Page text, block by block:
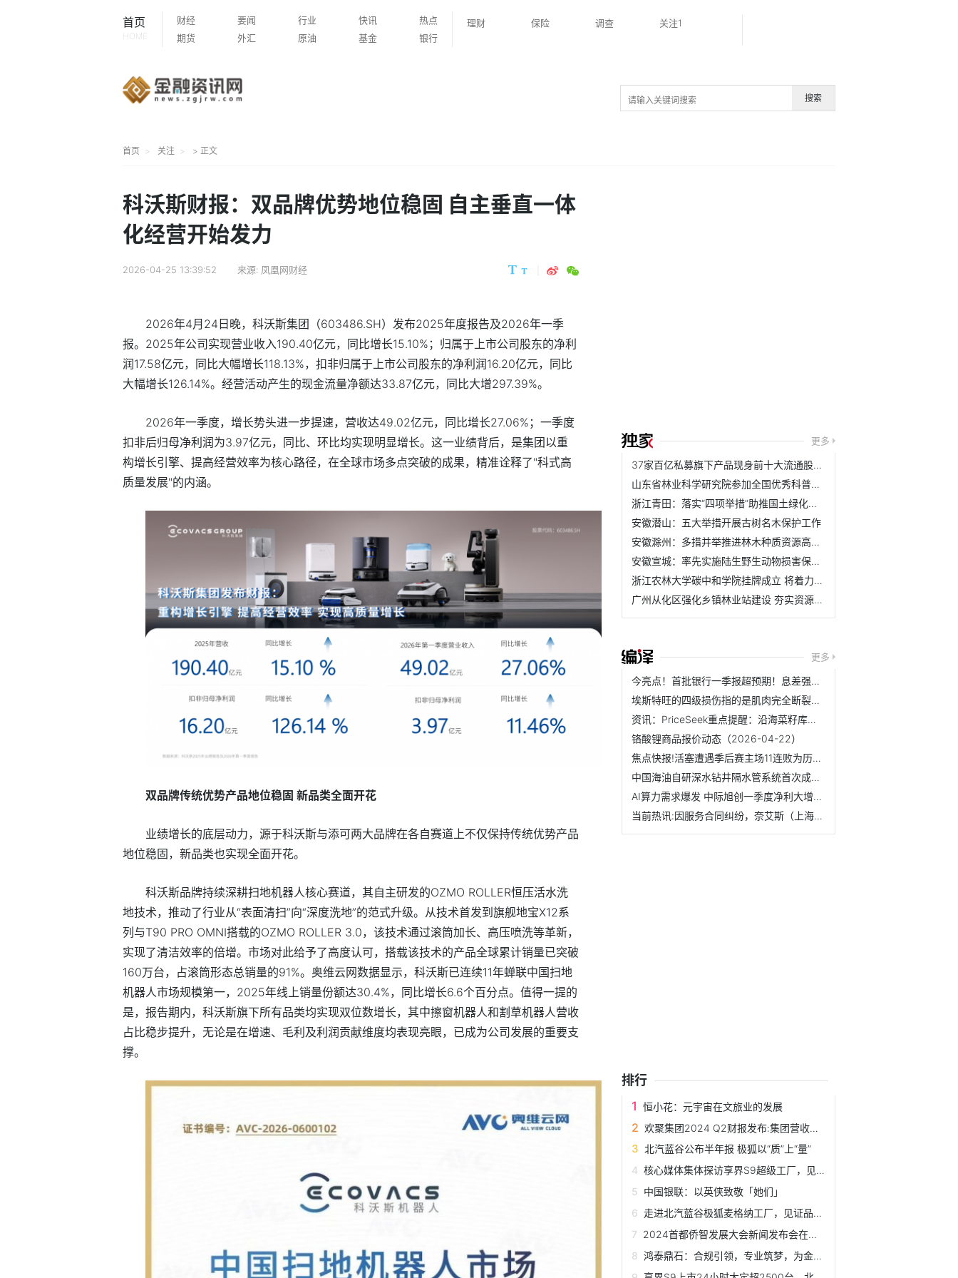
首页
HOME
财经 要闻 行业 快讯
热点
期货
外汇 原油 基金 银行
理财 保险 调查 关注1
搜索
首页 关注 > 正文
科沃斯财报：双品牌优势地位稳固 自主垂直一体
化经营开始发力
2026-04-25 13:39:52 来源: 凤凰网财经
2026年4月24日晚，科沃斯集团（603486.SH）发布2025年度报告及2026年一季
报。2025年公司实现营业收入190.40亿元，同比增长15.10%；归属于上市公司股东的净利
润17.58亿元，同比大幅增长118.13%，扣非归属于上市公司股东的净利润16.20亿元，同比
大幅增长126.14%。经营活动产生的现金流量净额达33.87亿元，同比大增297.39%。
2026年一季度，增长势头进一步提速，营收达49.02亿元，同比增长27.06%；一季度
扣非后归母净利润为3.97亿元，同比、环比均实现明显增长。这一业绩背后，是集团以重
构增长引擎、提高经营效率为核心路径，在全球市场多点突破的成果，精准诠释了"科式高
质量发展"的内涵。
双品牌传统优势产品地位稳固 新品类全面开花
业绩增长的底层动力，源于科沃斯与添可两大品牌在各自赛道上不仅保持传统优势产品
地位稳固，新品类也实现全面开花。
科沃斯品牌持续深耕扫地机器人核心赛道，其自主研发的OZMO ROLLER恒压活水洗
地技术，推动了行业从“表面清扫”向“深度洗地”的范式升级。从技术首发到旗舰地宝X12系
列与T90 PRO OMNI搭载的OZMO ROLLER 3.0，该技术通过滚筒加长、高压喷洗等革新，
实现了清洁效率的倍增。市场对此给予了高度认可，搭载该技术的产品全球累计销量已突破
160万台，占滚筒形态总销量的91%。奥维云网数据显示，科沃斯已连续11年蝉联中国扫地
机器人市场规模第一，2025年线上销量份额达30.4%，同比增长6.6个百分点。值得一提的
是，报告期内，科沃斯旗下所有品类均实现双位数增长，其中擦窗机器人和割草机器人营收
占比稳步提升，无论是在增速、毛利及利润贡献维度均表现亮眼，已成为公司发展的重要支
撑。
更多
37家百亿私募旗下产品现身前十大流通股名单
山东省林业科学研究院参加全国优秀科普作品评选活动
浙江青田：落实“四项举措”助推国土绿化取得新成效
安徽潜山：五大举措开展古树名木保护工作
安徽滁州：多措并举推进林木种质资源高质量发展
安徽宣城：率先实施陆生野生动物损害保险理赔机制
浙江农林大学碳中和学院挂牌成立 将着力培养具有碳中和与农...
广州从化区强化乡镇林业站建设 夯实资源管护基层基础
更多
今亮点！首批银行一季报超预期！息差强劲回升，贵阳银行涨近7...
埃斯特旺的四级损伤指的是肌肉完全断裂，他将至少伤缺3个月 ...
资讯：PriceSeek重点提醒：沿海菜籽库存环比减少2.9万吨
铬酸锂商品报价动态（2026-04-22）
焦点快报!活塞遭遇季后赛主场11连败为历史最长，上次赢球为2008年
中国海油自研深水钻井隔水管系统首次成功应用
AI算力需求爆发 中际旭创一季度净利大增262%_焦点快看
当前热讯:因服务合同纠纷，奈艾斯（上海）医药科技研究有限公...
排行
恒小花：元宇宙在文旅业的发展
欢聚集团2024 Q2财报发布:集团营收同比增长3.3%至5.65亿美元
北汽蓝谷公布半年报 极狐以“质”上“量”
核心媒体集体探访享界S9超级工厂，见证北汽×华为新高端主义
中国银联：以英侠致敬「她们」
走进北汽蓝谷极狐麦格纳工厂，见证品质极狐的诞生
2024首都侨智发展大会新闻发布会在北京经开区举行
鸿泰鼎石：合规引领，专业筑梦，为金融健康护航